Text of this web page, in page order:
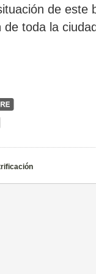
de este
toda la